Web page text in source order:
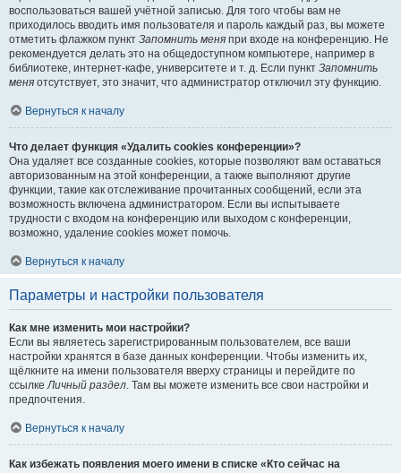
воспользоваться вашей учётной записью. Для того чтобы вам не
приходилось вводить имя пользователя и пароль каждый раз, вы можете
отметить флажком пункт Запомнить меня при входе на конференцию. Не
рекомендуется делать это на общедоступном компьютере, например в
библиотеке, интернет-кафе, университете и т. д. Если пункт Запомнить
меня отсутствует, это значит, что администратор отключил эту функцию.
Вернуться к началу
Что делает функция «Удалить cookies конференции»?
Она удаляет все созданные cookies, которые позволяют вам оставаться
авторизованным на этой конференции, а также выполняют другие
функции, такие как отслеживание прочитанных сообщений, если эта
возможность включена администратором. Если вы испытываете
трудности с входом на конференцию или выходом с конференции,
возможно, удаление cookies может помочь.
Вернуться к началу
Параметры и настройки пользователя
Как мне изменить мои настройки?
Если вы являетесь зарегистрированным пользователем, все ваши
настройки хранятся в базе данных конференции. Чтобы изменить их,
щёлкните на имени пользователя вверху страницы и перейдите по
ссылкеЛичный раздел. Там вы можете изменить все свои настройки и
предпочтения.
Вернуться к началу
Как избежать появления моего имени в списке «Кто сейчас на